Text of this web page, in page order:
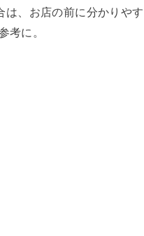
は、お店の前に分かりや
考に。